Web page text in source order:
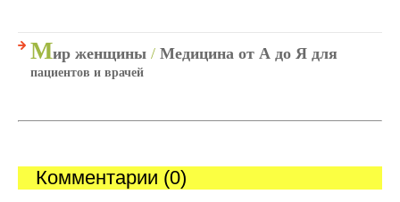
Мир женщины / Медицина от А до Я для
пациентов и врачей
Комментарии (0)